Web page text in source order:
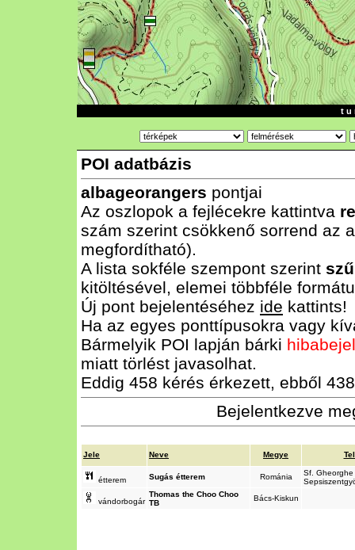
t u
POI adatbázis
albageorangers pontjai
Az oszlopok a fejlécekre kattintva
szám szerint csökkenő sorrend az
megfordítható).
A lista sokféle szempont szerint
kitöltésével, elemei többféle
Új pont bejelentéséhez ide kattints!
Ha az egyes ponttípusokra vagy
Bármelyik POI lapján bárki
miatt törlést javasolhat.
Eddig 458 kérés érkezett, ebből
Bejelentkezve
Jele Neve Megye
étterem Sugás étterem Románia
Sf. Gheorghe
vándorbogár
Thomas the Choo Choo
TB
Bács-Kiskun